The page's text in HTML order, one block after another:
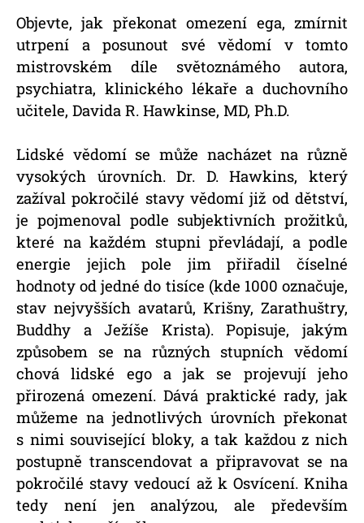
Objevte, jak překonat omezení ega, zmírnit
utrpení a posunout své vědomí v tomto
mistrovském díle světoznámého autora,
psychiatra, klinického lékaře a duchovního
učitele, Davida R. Hawkinse, MD, Ph.D.
Lidské vědomí se může nacházet na různě
vysokých úrovních. Dr. D. Hawkins, který
zažíval pokročilé stavy vědomí již od dětství,
je pojmenoval podle subjektivních prožitků,
které na každém stupni převládají, a podle
energie jejich pole jim přiřadil číselné
hodnoty od jedné do tisíce (kde 1000 označuje,
stav nejvyšších avatarů, Krišny, Zarathuštry,
Buddhy a Ježíše Krista). Popisuje, jakým
způsobem se na různých stupních vědomí
chová lidské ego a jak se projevují jeho
přirozená omezení. Dává praktické rady, jak
můžeme na jednotlivých úrovních překonat
s nimi související bloky, a tak každou z nich
postupně transcendovat a připravovat se na
pokročilé stavy vedoucí až k Osvícení. Kniha
tedy není jen analýzou, ale především